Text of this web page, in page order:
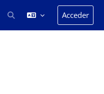
Selector de búsqueda de
Acceder